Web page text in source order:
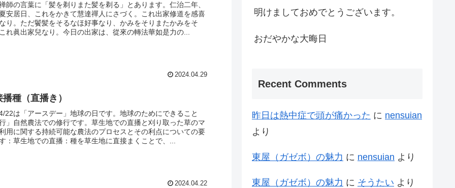
師の言葉に「髪を剃りまた髪を剃る」とあります。仁治二年、
安居日、これをかきて慧達禪人にさづく。これ出家修道を感喜
り。ただ鬢髪をそるなほ好事なり、かみをそりまたかみをそ
れ眞出家兒なり。今日の出家は、從來の轉法華如是力の...
2024.04.29
播種（直播き）
22は「アースデー」地球の日です。地球のためにできること
行」自然農法での修行です。草生地での直播と刈り取った草のマ
用に関する持続可能な農法のプロセスとその利点についての要
：草生地での直播：種を草生地に直接まくことで、...
2024.04.22
明けましておめでとうございます。
おだやかな大晦日
Recent Comments
昨日は熱中症で頭が痛かった に nensuian
より
東屋（ガゼボ）の魅力 に nensuian より
東屋（ガゼボ）の魅力 に そうたい より